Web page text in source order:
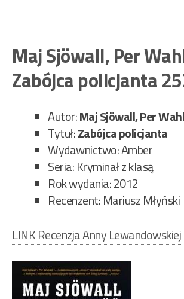
Maj Sjöwall, Per
Zabójca policjanta
Autor:Maj Sjöwall, Per
Tytuł:Zabójca policjanta
Wydawnictwo: Amber
Seria: Kryminał z klasą
Rok wydania: 2012
Recenzent: Mariusz Młyński
LINK Recenzja Anny Lewandowskiej